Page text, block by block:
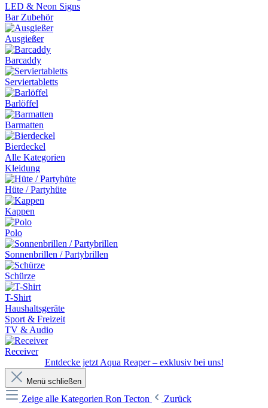
LED & Neon Signs
Bar Zubehör
Ausgießer
Barcaddy
Serviertabletts
Barlöffel
Barmatten
Bierdeckel
Alle Kategorien
Kleidung
Hüte / Partyhüte
Kappen
Polo
Sonnenbrillen / Partybrillen
Schürze
T-Shirt
Haushaltsgeräte
Sport & Freizeit
TV & Audio
Receiver
Entdecke jetzt Aqua Reaper – exklusiv bei uns!
Menü schließen
Zeige alle Kategorien Ron Tecton Zurück